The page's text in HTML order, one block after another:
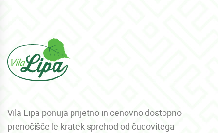
Vila Lipa ponuja prijetno in cenovno dostopno
prenočišče le kratek sprehod od čudovitega